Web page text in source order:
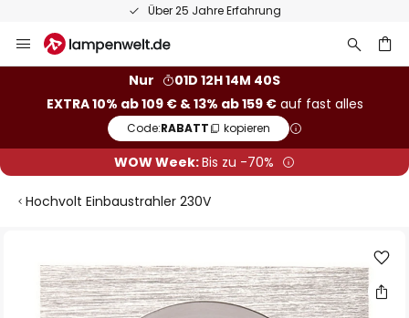
Über 25 Jahre Erfahrung
Inhalt
Nur
01D 12H 14M 39S
EXTRA 10% ab 109 € & 13% ab 159 €auf fast alles
Code:RABATT kopieren
WOW Week:Bis zu -70%
Hochvolt Einbaustrahler 230V
Bildgalerie